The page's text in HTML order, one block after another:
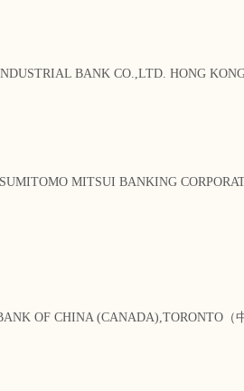
BANK CO.,LTD. HONG
MITSUI BANKING
OF CHINA (CANADA),TORONTO（